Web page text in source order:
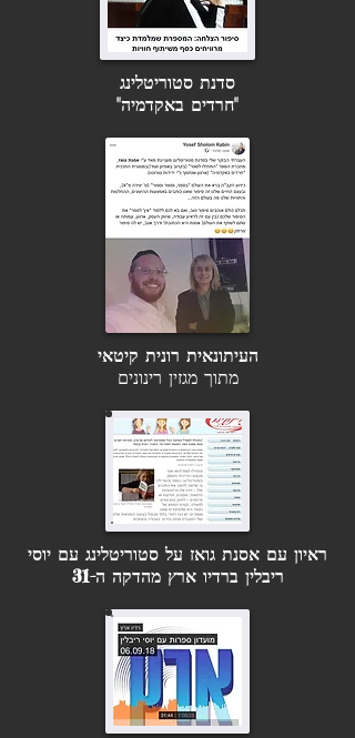
סדנת סטוריטלינג
"חרדים באקדמיה"
העיתונאית רונית קיטאי
מתוך מגזין רינונים
ראיון עם אסנת גואז על סטוריטלינג עם יוסי
ריבלין ברדיו ארץ מהדקה ה-31